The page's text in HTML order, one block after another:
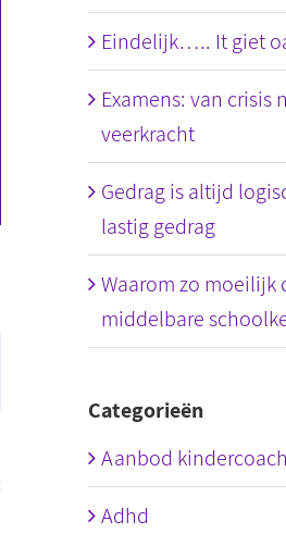
Eindelijk….. It giet
Examens: van crisis
veerkracht
Gedrag is altijd
lastig gedrag
Waarom zo moeilijk
middelbare
Categorieën
Aanbod
Adhd